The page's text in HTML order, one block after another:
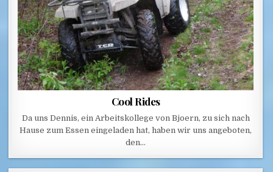
Cool Rides
Da uns Dennis, ein Arbeitskollege von Bjoern, zu sich nach
Hause zum Essen eingeladen hat, haben wir uns angeboten,
den…